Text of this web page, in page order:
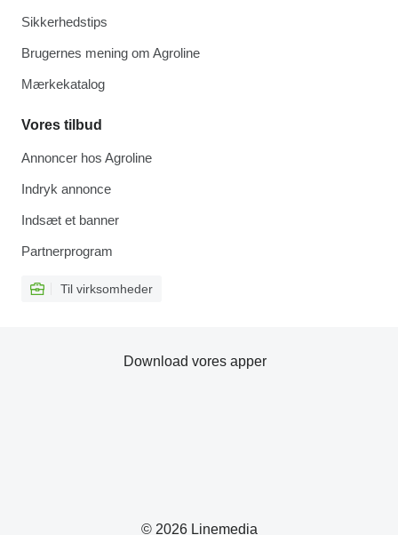
Sikkerhedstips
Brugernes mening om Agroline
Mærkekatalog
Vores tilbud
Annoncer hos Agroline
Indryk annonce
Indsæt et banner
Partnerprogram
Til virksomheder
© 2026 Linemedia
Download vores apper